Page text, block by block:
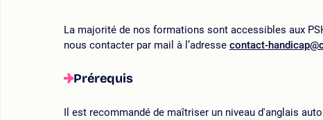
La majorité de nos formations sont accessibles aux
nous contacter par mail à l’adresse contact-
Prérequis
Il est recommandé de maîtriser un niveau d'anglais